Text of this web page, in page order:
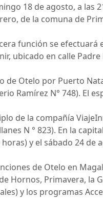
18 de agosto, a las
de la comuna de
función se efectuará
ubicado en calle
de Otelo por Puerto
Ramírez N° 748). El
de la compañía
N ° 823). En la
horas) y el sábado 24 de
de Otelo en
Hornos, Primavera, la
y los programas